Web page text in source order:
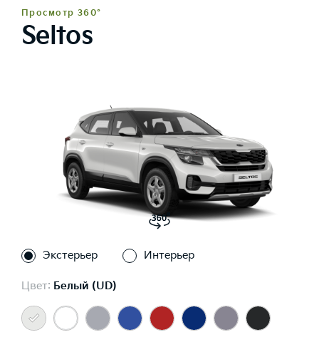
Просмотр 360°
Seltos
Экстерьер Интерьер
Цвет: Белый (UD)